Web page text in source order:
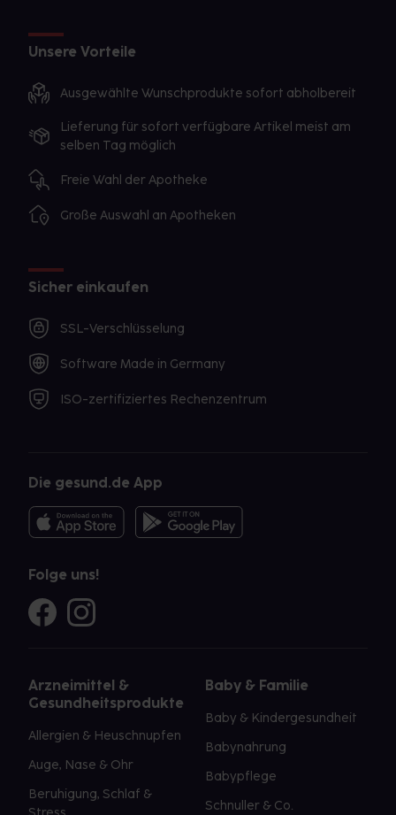
Unsere Vorteile
Ausgewählte Wunschprodukte sofort abholbereit
Lieferung für sofort verfügbare Artikel meist am
selben Tag möglich
Freie Wahl der Apotheke
Große Auswahl an Apotheken
Sicher einkaufen
SSL-Verschlüsselung
Software Made in Germany
ISO-zertifiziertes Rechenzentrum
Die gesund.de App
Folge uns!
Arzneimittel &
Gesundheitsprodukte
Allergien & Heuschnupfen
Auge, Nase & Ohr
Beruhigung, Schlaf &
Baby & Familie
Baby & Kindergesundheit
Babynahrung
Babypflege
Schnuller & Co.